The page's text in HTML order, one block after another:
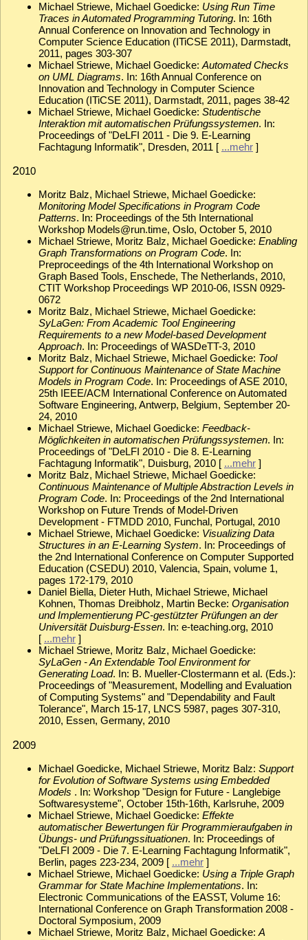
Michael Striewe, Michael Goedicke: Using Run Time
Traces in Automated Programming Tutoring. In: 16th
Annual Conference on Innovation and Technology in
Computer Science Education (ITiCSE 2011), Darmstadt,
2011, pages 303-307
Michael Striewe, Michael Goedicke: Automated Checks
on UML Diagrams. In: 16th Annual Conference on
Innovation and Technology in Computer Science
Education (ITiCSE 2011), Darmstadt, 2011, pages 38-42
Michael Striewe, Michael Goedicke: Studentische
Interaktion mit automatischen Prüfungssystemen. In:
Proceedings of "DeLFI 2011 - Die 9. E-Learning
Fachtagung Informatik", Dresden, 2011 [ ...mehr ]
2010
Moritz Balz, Michael Striewe, Michael Goedicke:
Monitoring Model Specifications in Program Code
Patterns. In: Proceedings of the 5th International
Workshop Models@run.time, Oslo, October 5, 2010
Michael Striewe, Moritz Balz, Michael Goedicke: Enabling
Graph Transformations on Program Code. In:
Preproceedings of the 4th International Workshop on
Graph Based Tools, Enschede, The Netherlands, 2010,
CTIT Workshop Proceedings WP 2010-06, ISSN 0929-
0672
Moritz Balz, Michael Striewe, Michael Goedicke:
SyLaGen: From Academic Tool Engineering
Requirements to a new Model-based Development
Approach. In: Proceedings of WASDeTT-3, 2010
Moritz Balz, Michael Striewe, Michael Goedicke: Tool
Support for Continuous Maintenance of State Machine
Models in Program Code. In: Proceedings of ASE 2010,
25th IEEE/ACM International Conference on Automated
Software Engineering, Antwerp, Belgium, September 20-
24, 2010
Michael Striewe, Michael Goedicke: Feedback-
Möglichkeiten in automatischen Prüfungssystemen. In:
Proceedings of "DeLFI 2010 - Die 8. E-Learning
Fachtagung Informatik", Duisburg, 2010 [ ...mehr ]
Moritz Balz, Michael Striewe, Michael Goedicke:
Continuous Maintenance of Multiple Abstraction Levels in
Program Code. In: Proceedings of the 2nd International
Workshop on Future Trends of Model-Driven
Development - FTMDD 2010, Funchal, Portugal, 2010
Michael Striewe, Michael Goedicke: Visualizing Data
Structures in an E-Learning System. In: Proceedings of
the 2nd International Conference on Computer Supported
Education (CSEDU) 2010, Valencia, Spain, volume 1,
pages 172-179, 2010
Daniel Biella, Dieter Huth, Michael Striewe, Michael
Kohnen, Thomas Dreibholz, Martin Becke: Organisation
und Implementierung PC-gestützter Prüfungen an der
Universität Duisburg-Essen. In: e-teaching.org, 2010
[ ...mehr ]
Michael Striewe, Moritz Balz, Michael Goedicke:
SyLaGen - An Extendable Tool Environment for
Generating Load. In: B. Mueller-Clostermann et al. (Eds.):
Proceedings of "Measurement, Modelling and Evaluation
of Computing Systems" and "Dependability and Fault
Tolerance", March 15-17, LNCS 5987, pages 307-310,
2010, Essen, Germany, 2010
2009
Michael Goedicke, Michael Striewe, Moritz Balz: Support
for Evolution of Software Systems using Embedded
Models . In: Workshop "Design for Future - Langlebige
Softwaresysteme", October 15th-16th, Karlsruhe, 2009
Michael Striewe, Michael Goedicke: Effekte
automatischer Bewertungen für Programmieraufgaben in
Übungs- und Prüfungssituationen. In: Proceedings of
"DeLFI 2009 - Die 7. E-Learning Fachtagung Informatik",
Berlin, pages 223-234, 2009 [ ...mehr ]
Michael Striewe, Michael Goedicke: Using a Triple Graph
Grammar for State Machine Implementations. In:
Electronic Communications of the EASST, Volume 16:
International Conference on Graph Transformation 2008 -
Doctoral Symposium, 2009
Michael Striewe, Moritz Balz, Michael Goedicke: A